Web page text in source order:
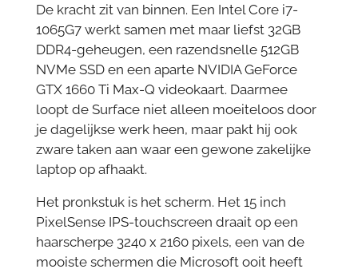
De kracht zit van binnen. Een Intel Core i7-
1065G7 werkt samen met maar liefst 32GB
DDR4-geheugen, een razendsnelle 512GB
NVMe SSD en een aparte NVIDIA GeForce
GTX 1660 Ti Max-Q videokaart. Daarmee
loopt de Surface niet alleen moeiteloos door
je dagelijkse werk heen, maar pakt hij ook
zware taken aan waar een gewone zakelijke
laptop op afhaakt.
Het pronkstuk is het scherm. Het 15 inch
PixelSense IPS-touchscreen draait op een
haarscherpe 3240 x 2160 pixels, een van de
mooiste schermen die Microsoft ooit heeft